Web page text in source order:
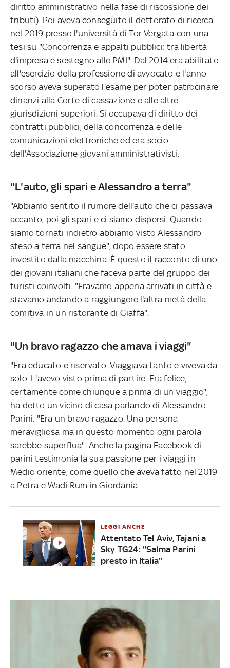
diritto amministrativo nella fase di riscossione dei
tributi). Poi aveva conseguito il dottorato di ricerca
nel 2019 presso l'università di Tor Vergata con una
tesi su "Concorrenza e appalti pubblici: tra libertà
d'impresa e sostegno alle PMI". Dal 2014 era abilitato
all'esercizio della professione di avvocato e l'anno
scorso aveva superato l'esame per poter patrocinare
dinanzi alla Corte di cassazione e alle altre
giurisdizioni superiori. Si occupava di diritto dei
contratti pubblici, della concorrenza e delle
comunicazioni elettroniche ed era socio
dell'Associazione giovani amministrativisti.
"L'auto, gli spari e Alessandro a terra"
"Abbiamo sentito il rumore dell'auto che ci passava
accanto, poi gli spari e ci siamo dispersi. Quando
siamo tornati indietro abbiamo visto Alessandro
steso a terra nel sangue", dopo essere stato
investito dalla macchina. È questo il racconto di uno
dei giovani italiani che faceva parte del gruppo dei
turisti coinvolti. "Eravamo appena arrivati in città e
stavamo andando a raggiungere l'altra metà della
comitiva in un ristorante di Giaffa".
"Un bravo ragazzo che amava i viaggi"
"Era educato e riservato. Viaggiava tanto e viveva da
solo. L'avevo visto prima di partire. Era felice,
certamente come chiunque a prima di un viaggio",
ha detto un vicino di casa parlando di Alessandro
Parini. "Era un bravo ragazzo. Una persona
meravigliosa ma in questo momento ogni parola
sarebbe superflua". Anche la pagina Facebook di
parini testimonia la sua passione per i viaggi in
Medio oriente, come quello che aveva fatto nel 2019
a Petra e Wadi Rum in Giordania.
LEGGI ANCHE
Attentato Tel Aviv, Tajani a
Sky TG24: "Salma Parini
presto in Italia"